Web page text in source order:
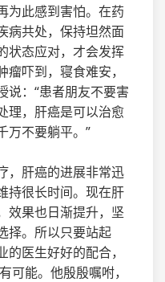
为此感到害怕。在药
病共处，保持坦然面
状态应对，才会发挥
吓到，寝食难安，
说：“患者朋友不要害
理，肝癌是可以治愈
万不要躺平。”
，肝癌的进展非常迅
持很长时间。现在肝
效果也日渐提升，坚
择。所以只要站起
医生好好的配合，
可能。他殷殷嘱咐，